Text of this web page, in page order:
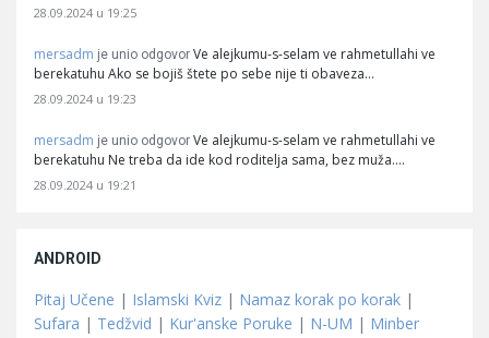
28.09.2024 u 19:25
mersadm je unio odgovor Ve alejkumu-s-selam ve rahmetullahi ve
berekatuhu Ako se bojiš štete po sebe nije ti obaveza…
28.09.2024 u 19:23
mersadm je unio odgovor Ve alejkumu-s-selam ve rahmetullahi ve
berekatuhu Ne treba da ide kod roditelja sama, bez muža.…
28.09.2024 u 19:21
ANDROID
Pitaj Učene | Islamski Kviz | Namaz korak po korak |
Sufara | Tedžvid | Kur'anske Poruke | N-UM | Minber